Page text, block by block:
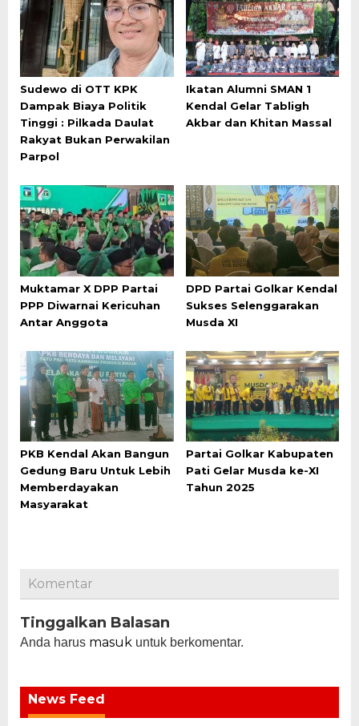
Sudewo di OTT KPK
Dampak Biaya Politik
Tinggi : Pilkada Daulat
Rakyat Bukan Perwakilan
Parpol
Ikatan Alumni SMAN 1
Kendal Gelar Tabligh
Akbar dan Khitan Massal
Muktamar X DPP Partai
PPP Diwarnai Kericuhan
Antar Anggota
DPD Partai Golkar Kendal
Sukses Selenggarakan
Musda XI
PKB Kendal Akan Bangun
Gedung Baru Untuk Lebih
Memberdayakan
Masyarakat
Partai Golkar Kabupaten
Pati Gelar Musda ke-XI
Tahun 2025
Komentar
Tinggalkan Balasan
Anda harus masuk untuk berkomentar.
News Feed